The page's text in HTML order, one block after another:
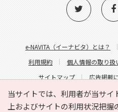
当サイトでは、利用者が当サ
上およびサイトの利用状況把握
e-NAVITA（イーナビタ）とは？
利用規約
個人情報の取り扱
サイトマップ
広告掲載
サイトの内容に関